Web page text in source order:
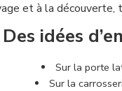
et à la découverte,
Des idées
Sur la porte
Sur la